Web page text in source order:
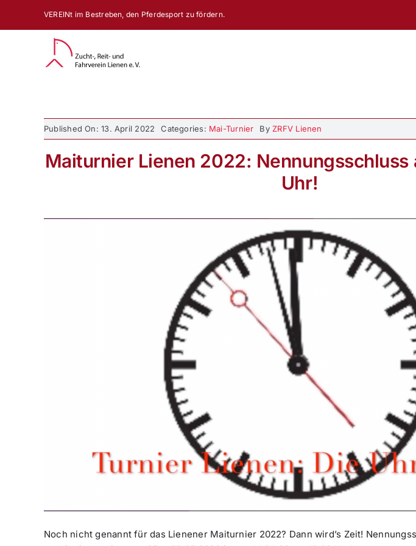
VEREINt im Bestreben, den Pferdesport zu fördern.
Published On: 13. April 2022 Categories: Mai-Turnier ByZRFV Lienen
Maiturnier Lienen 2022: Nennungsschluss
Uhr!
Noch nicht genannt für das Lienener Maiturnier 2022? Dann wird’s Zeit!